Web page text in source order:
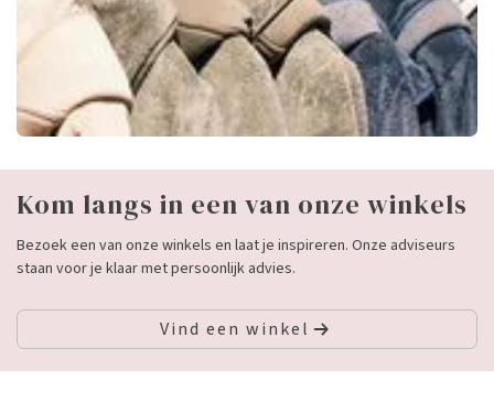
Kom langs in een van onze winkels
Bezoek een van onze winkels en laat je inspireren. Onze adviseurs
staan voor je klaar met persoonlijk advies.
Vind een winkel